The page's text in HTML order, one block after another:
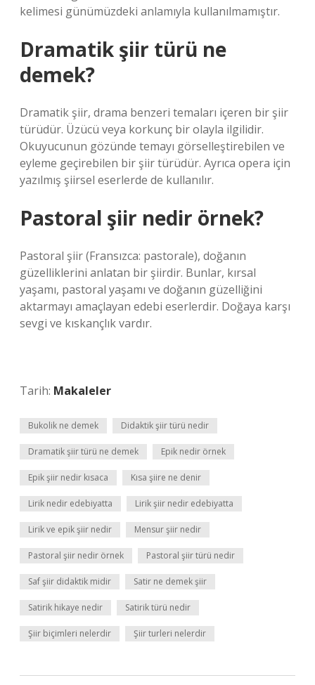
kelimesi günümüzdeki anlamıyla kullanılmamıştır.
Dramatik şiir türü ne
demek?
Dramatik şiir, drama benzeri temaları içeren bir şiir
türüdür. Üzücü veya korkunç bir olayla ilgilidir.
Okuyucunun gözünde temayı görselleştirebilen ve
eyleme geçirebilen bir şiir türüdür. Ayrıca opera için
yazılmış şiirsel eserlerde de kullanılır.
Pastoral şiir nedir örnek?
Pastoral şiir (Fransızca: pastorale), doğanın
güzelliklerini anlatan bir şiirdir. Bunlar, kırsal
yaşamı, pastoral yaşamı ve doğanın güzelliğini
aktarmayı amaçlayan edebi eserlerdir. Doğaya karşı
sevgi ve kıskançlık vardır.
Tarih: Makaleler
Bukolik ne demek Didaktik şiir türü nedir
Dramatik şiir türü ne demek Epik nedir örnek
Epik şiir nedir kısaca Kısa şiire ne denir
Lirik nedir edebiyatta Lirik şiir nedir edebiyatta
Lirik ve epik şiir nedir Mensur şiir nedir
Pastoral şiir nedir örnek Pastoral şiir türü nedir
Saf şiir didaktik midir Satir ne demek şiir
Satirik hikaye nedir Satirik türü nedir
Şiir biçimleri nelerdir Şiir turleri nelerdir